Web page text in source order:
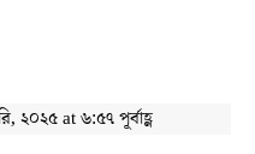
২০২৫ at ৬:৫৭ পূর্বাহ্ণ